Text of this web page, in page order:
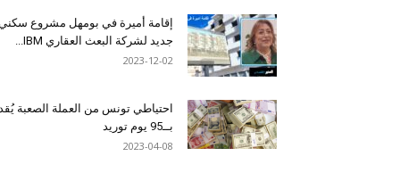
إقامة أميرة في بومهل مشروع
جديد لشركة البعث العقاري IBM...
2023-12-02
احتياطي تونس من العملة الصعبة
بــ95 يوم توريد
2023-04-08